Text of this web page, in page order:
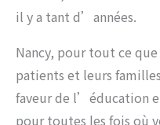
il y a tant d’années.
Nancy, pour tout ce
patients et leurs
faveur de l’éducation
pour toutes les fois où